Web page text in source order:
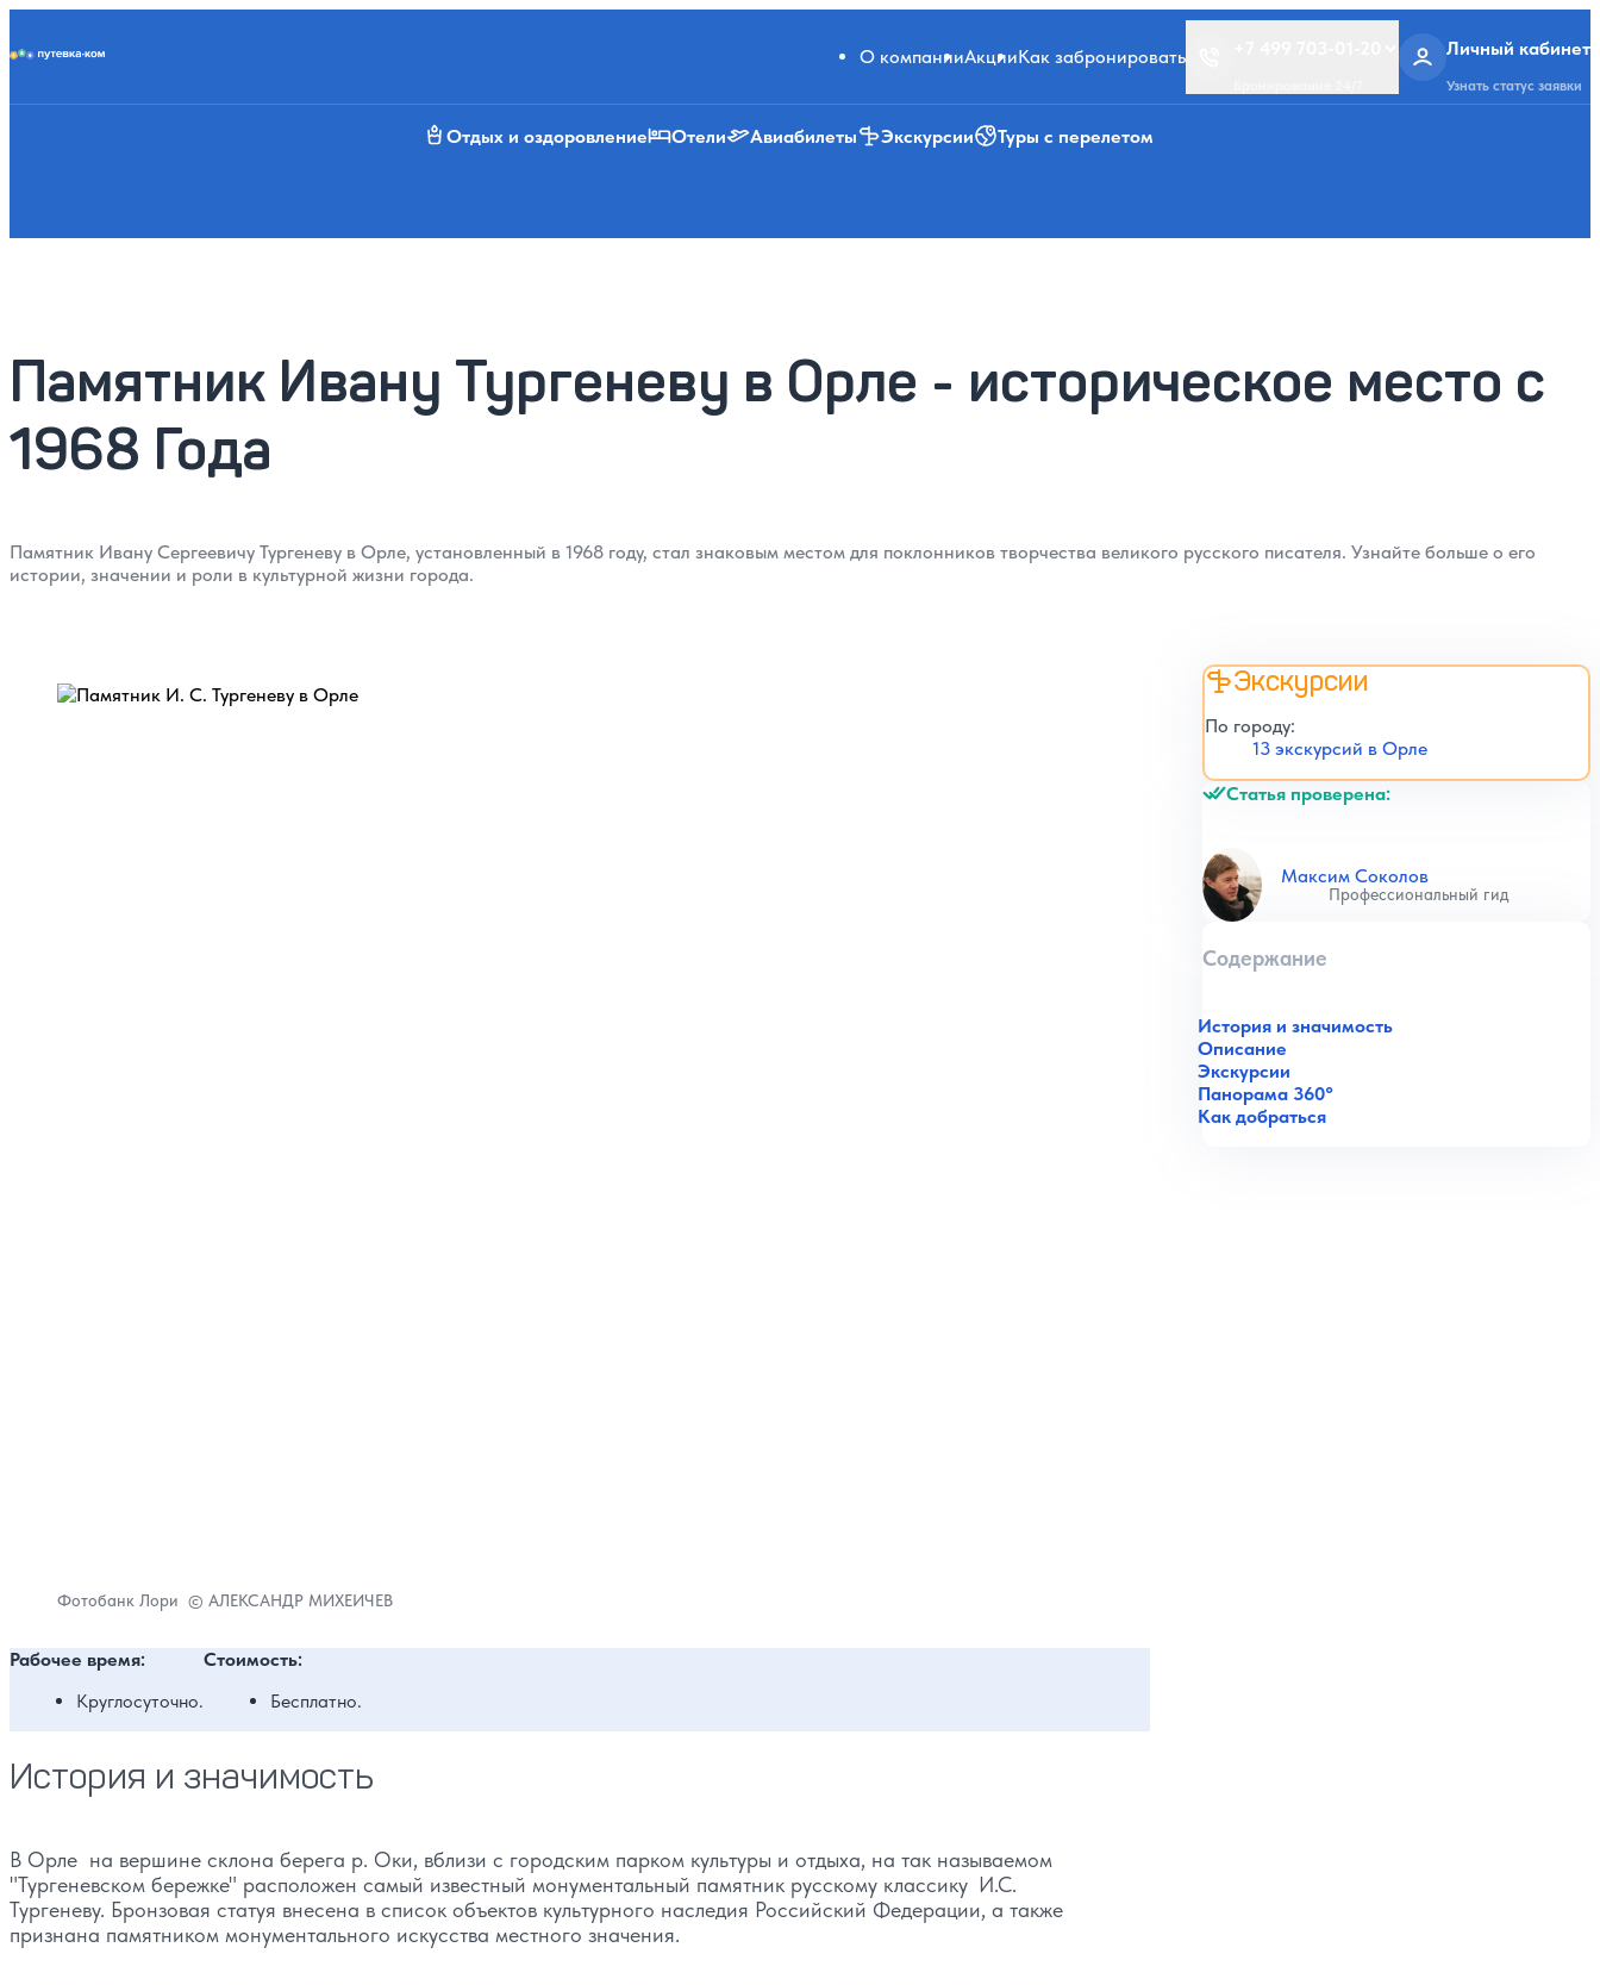
О компанииАкцииКак забронировать Личный кабинет
Узнать статус заявки
Отдых и оздоровление Отели Авиабилеты Экскурсии Туры с перелетом
Памятник Ивану Тургеневу в Орле - историческое место с
1968 Года
Памятник Ивану Сергеевичу Тургеневу в Орле, установленный в 1968 году, стал знаковым местом для поклонников творчества великого русского писателя. Узнайте больше о его
истории, значении и роли в культурной жизни города.
Экскурсии
По городу:
13 экскурсий в Орле
Статья проверена:
Максим Соколов
Профессиональный гид
Содержание
История и значимость
Описание
Экскурсии
Панорама 360°
Как добраться
Фотобанк Лори © АЛЕКСАНДР МИХЕИЧЕВ
Рабочее время:
Круглосуточно.
Стоимость:
Бесплатно.
История и значимость
В Орле на вершине склона берега р. Оки, вблизи с городским парком культуры и отдыха, на так называемом
"Тургеневском бережке" расположен самый известный монументальный памятник русскому классику И.С.
Тургеневу. Бронзовая статуя внесена в список объектов культурного наследия Российский Федерации, а также
признана памятником монументального искусства местного значения.